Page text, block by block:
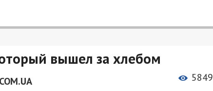
вышел за хлебом
5849